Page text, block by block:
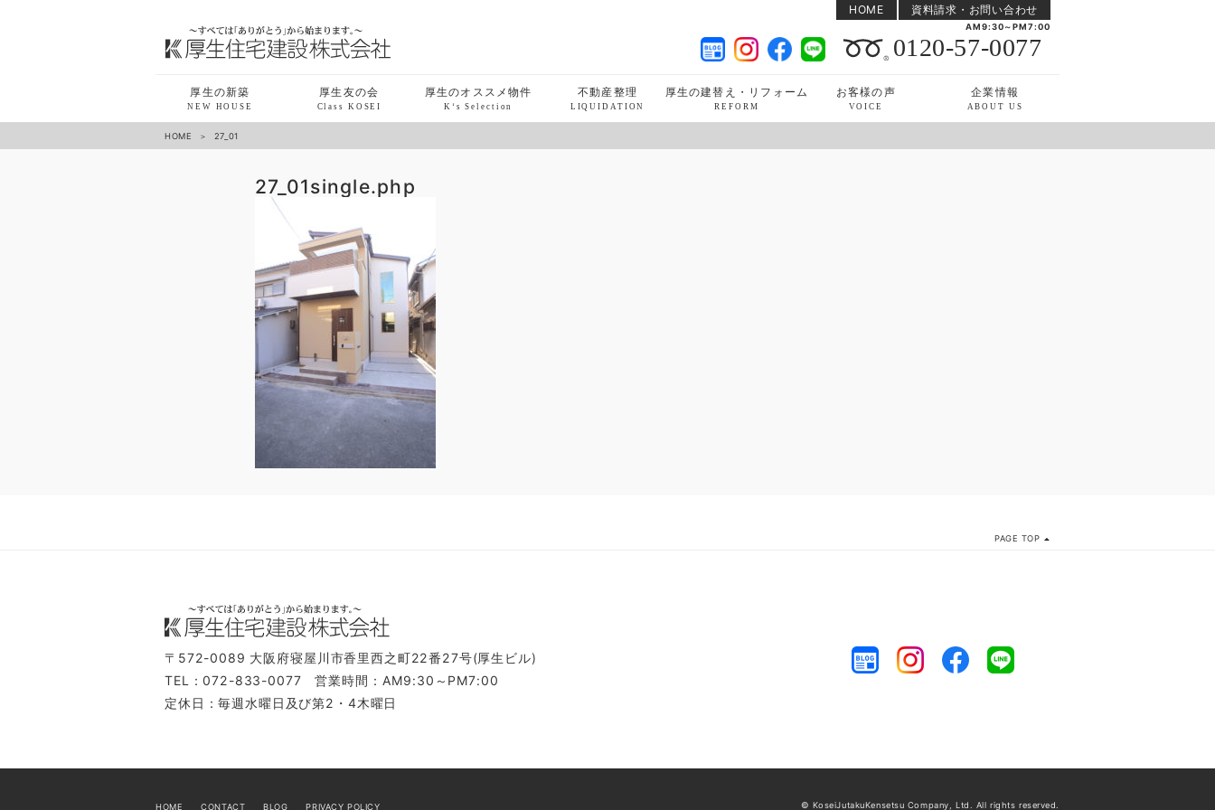
HOME 資料請求・お問い合わせ
AM9:30～PM7:00
0120-57-0077
厚生の新築
NEW HOUSE
厚生友の会
Class KOSEI
厚生のオススメ物件
K‘s Selection
不動産整理
LIQUIDATION
厚生の建替え・リフォーム
REFORM
お客様の声
VOICE
企業情報
ABOUT US
HOME 27_01
27_01single.php
PAGE TOP
〒572-0089 大阪府寝屋川市香里西之町22番27号(厚生ビル)
TEL：072-833-0077
営業時間：AM9:30～PM7:00
定休日：毎週水曜日及び第2・4木曜日
HOME CONTACT BLOG PRIVACY POLICY © KoseiJutakuKensetsu Company, Ltd. All rights reserved.